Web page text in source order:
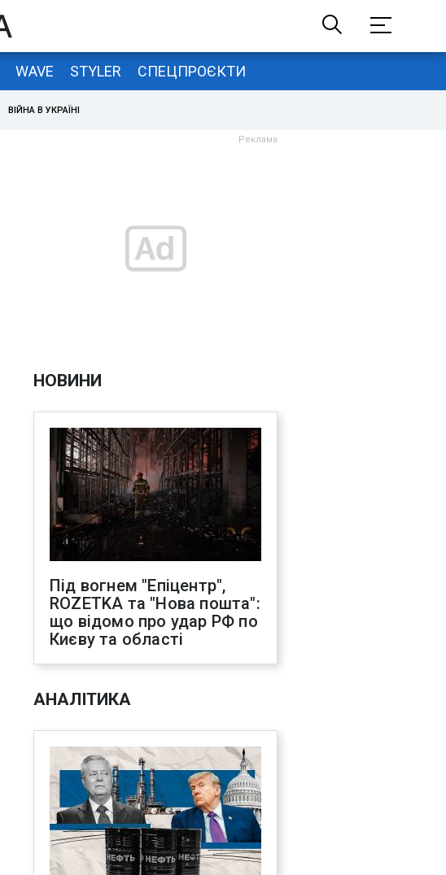
WAVE STYLER СПЕЦПРОЄКТИ
ВІЙНА В УКРАЇНІ
НОВИНИ
Під вогнем "Епіцентр",
ROZETKA та "Нова пошта":
що відомо про удар РФ по
Києву та області
АНАЛІТИКА